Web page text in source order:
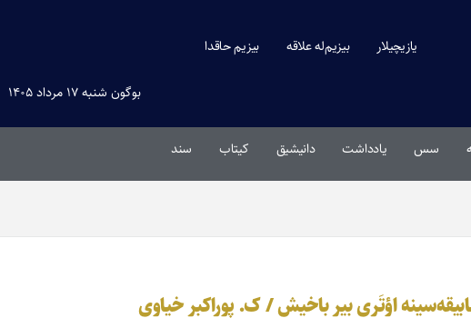
یازیچیلار بیزیم‌له علاقه بیزیم حاقدا
بوگون شنبه ۱۷ مرداد ۱۴۰۵
سس یادداشت دانیشیق کیتاب سند
اؤتَری بیر باخیش / ک. پوراکبر خیاوی